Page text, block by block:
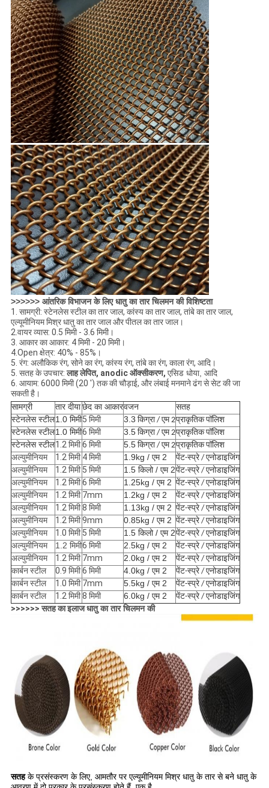
>>>>>> आंतरिक विभाजन के लिए धातु का तार चिलमन की विशिष्टता
1. सामग्री: स्टेनलेस स्टील का तार जाल, कांस्य का तार जाल, तांबे का तार जाल,
एल्यूमीनियम मिश्र धातु का तार जाल और पीतल का तार जाल।
2.वायर व्यास: 0.5 मिमी - 3.6 मिमी।
3. आकार का आकार: 4 मिमी - 20 मिमी।
4.Open क्षेत्र: 40% - 85%।
5. रंग: अलौकिक रंग, सोने का रंग, कांस्य रंग, तांबे का रंग, काला रंग, आदि।
5. सतह के उपचार:लाह लेपित, anodic ऑक्सीकरण, एसिड धोया, आदि
6. आयाम: 6000 मिमी (20 ') तक की चौड़ाई, और लंबाई मनमाने ढंग से सेट की जा
सकती है।
सामग्री
तार दीयाछेद का आकारवजन
सतह
स्टेनलेस स्टील1.0 मिमी5 मिमी 3.3 किग्रा / एम 2प्राकृतिक पॉलिश
स्टेनलेस स्टील1.0 मिमी6 मिमी 3.5 किग्रा / एम 2प्राकृतिक पॉलिश
स्टेनलेस स्टील1.2 मिमी6 मिमी 5.5 किग्रा / एम 2प्राकृतिक पॉलिश
अल्युमीनियम 1.2 मिमी 4 मिमी 1.9kg / एम 2 पेंट-स्प्रे / एनोडाइजिंग
अल्युमीनियम 1.2 मिमी 5 मिमी 1.5 किलो / एम 2पेंट-स्प्रे / एनोडाइजिंग
अल्युमीनियम 1.2 मिमी6 मिमी 1.25kg / एम 2 पेंट-स्प्रे / एनोडाइजिंग
अल्युमीनियम 1.2 मिमी 7mm 1.2kg / एम 2 पेंट-स्प्रे / एनोडाइजिंग
अल्युमीनियम 1.2 मिमी8 मिमी 1.13kg / एम 2 पेंट-स्प्रे / एनोडाइजिंग
अल्युमीनियम 1.2 मिमी9mm 0.85kg / एम 2 पेंट-स्प्रे / एनोडाइजिंग
अल्युमीनियम 1.0 मिमी 5 मिमी 1.5 किलो / एम 2पेंट-स्प्रे / एनोडाइजिंग
अल्युमीनियम 1.2 मिमी6 मिमी 2.5kg / एम 2 पेंट-स्प्रे / एनोडाइजिंग
अल्युमीनियम 1.2 मिमी 7mm 2.0kg / एम 2 पेंट-स्प्रे / एनोडाइजिंग
कार्बन स्टील 0.9 मिमी6 मिमी 4.0kg / एम 2 पेंट-स्प्रे / एनोडाइजिंग
कार्बन स्टील 1.0 मिमी 7mm 5.5kg / एम 2 पेंट-स्प्रे / एनोडाइजिंग
कार्बन स्टील 1.2 मिमी8 मिमी 6.0kg / एम 2 पेंट-स्प्रे / एनोडाइजिंग
>>>>>> सतह का इलाजधातु का तार चिलमन की
सतहके प्रसंस्करण के लिए, आमतौर पर एल्यूमीनियम मिश्र धातु के तार से बने धातु के